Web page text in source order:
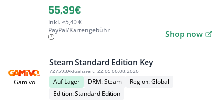
55,39€
inkl. ≈5,40 €
PayPal/Kartengebühr
Shop now
Gamivo
Steam Standard Edition Key
727593Aktualisiert: 22:05 06.08.2026
Auf Lager DRM: Steam
Region: Global
Edition: Standard Edition